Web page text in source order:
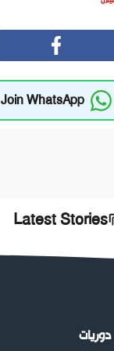
Join WhatsApp
Latest Stories
دوريات